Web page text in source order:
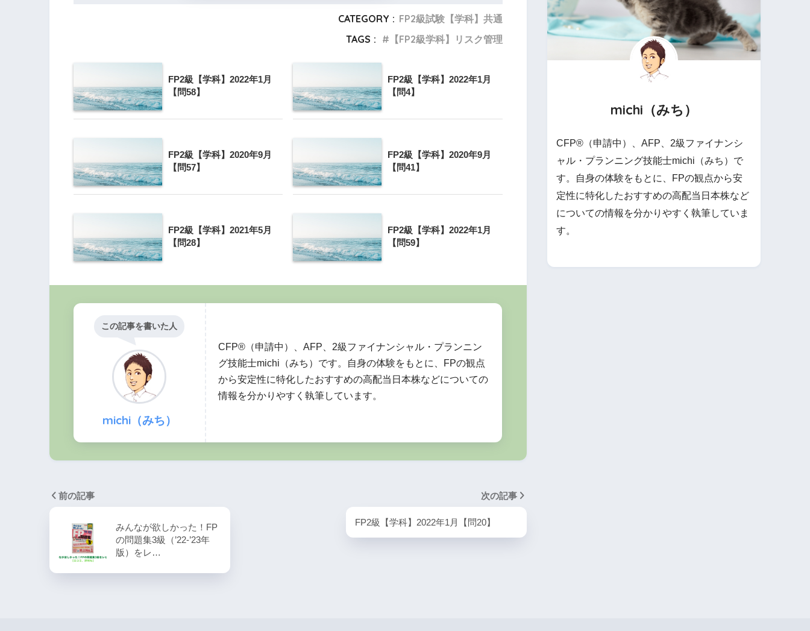
michi
4の解説
先進医療特約で先進医療給付金の支払対象とされている先進医療は、療養を受けた
時点において厚生労働大臣によって定められたものである。
michi
正誤問題で『契約時点において』というパターンの問題が良く出題されます。
CATEGORY : FP2級試験【学科】共通
TAGS :
【FP2級学科】リスク管理
FP2級【学科】2022年1月
【問58】
FP2級【学科】2022年1月
【問4】
FP2級【学科】2020年9月
【問57】
FP2級【学科】2020年9月
【問41】
FP2級【学科】2021年5月
【問28】
FP2級【学科】2022年1月
【問59】
この記事を書いた人
michi（みち）
CFP®（申請中）、AFP、2級ファイナンシャル・プランニン
グ技能士michi（みち）です。自身の体験をもとに、FPの観点
から安定性に特化したおすすめの高配当日本株などについての
情報を分かりやすく執筆しています。
前の記事
みんなが欲しかった！FP
の問題集3級（’22-’23年
版）をレ…
次の記事
FP2級【学科】2022年1月【問20】
michi（みち）
CFP®（申請中）、AFP、2級ファイナンシ
ャル・プランニング技能士michi（みち）で
す。自身の体験をもとに、FPの観点から安
定性に特化したおすすめの高配当日本株など
についての情報を分かりやすく執筆していま
す。